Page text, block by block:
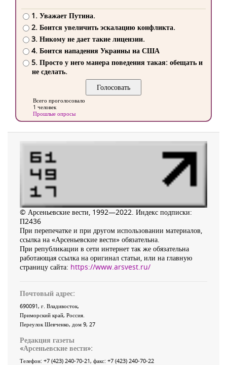
1. Уважает Путина.
2. Боится увеличить эскалацию конфликта.
3. Никому не дает такие лицензии.
4. Боится нападения Украины на США
5. Просто у него манера поведения такая: обещать и
не сделать.
Всего проголосовало
1 человек
Прошлые опросы
© Арсеньевские вести, 1992—2022. Индекс подписки:
П2436
При перепечатке и при другом использовании материалов,
ссылка на «Арсеньевские вести» обязательна.
При републикации в сети интернет так же обязательна
работающая ссылка на оригинал статьи, или на главную
страницу сайта: https://www.arsvest.ru/
Почтовый адрес:
690091, г. Владивосток,
Приморский край, Россия
Переулок Шевченко, дом 9, 27
Редакция газеты
«Арсеньевские вести»:
Телефон: +7 (423) 240-70-21, факс: +7 (423) 240-70-22